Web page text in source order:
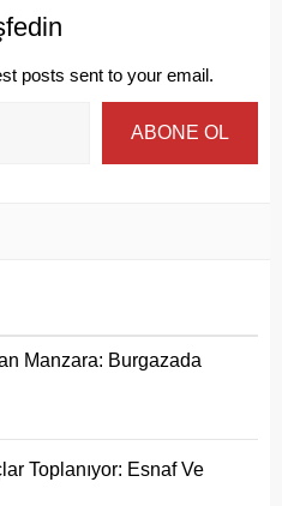
posts sent to your email.
ABONE OL
Manzara: Burgazada
Toplanıyor: Esnaf Ve